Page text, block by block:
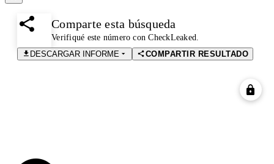
Comparte esta búsqueda
Verifiqué este número con CheckLeaked.
DESCARGAR INFORME
COMPARTIR RESULTADO